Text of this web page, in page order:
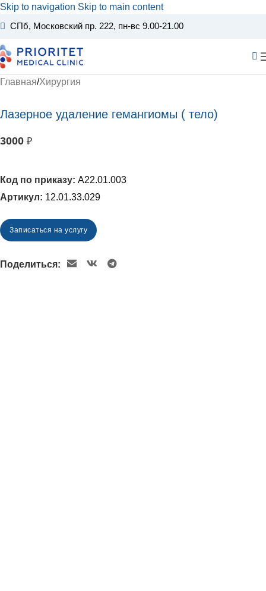
Skip to navigation Skip to main content
СПб, Московский пр. 222, пн-вс 9.00-21.00
Главная/Хирургия
Лазерное удаление гемангиомы ( тело)
3000 ₽
A22.01.003
Артикул: 12.01.33.029
Записаться на услугу
Поделиться: